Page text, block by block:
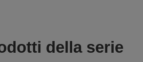
della serie